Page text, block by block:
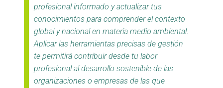
profesional informado y actualizar tus
conocimientos para comprender el contexto
global y nacional en materia medio ambiental.
Aplicar las herramientas precisas de gestión
te permitirá contribuir desde tu labor
profesional al desarrollo sostenible de las
organizaciones o empresas de las que